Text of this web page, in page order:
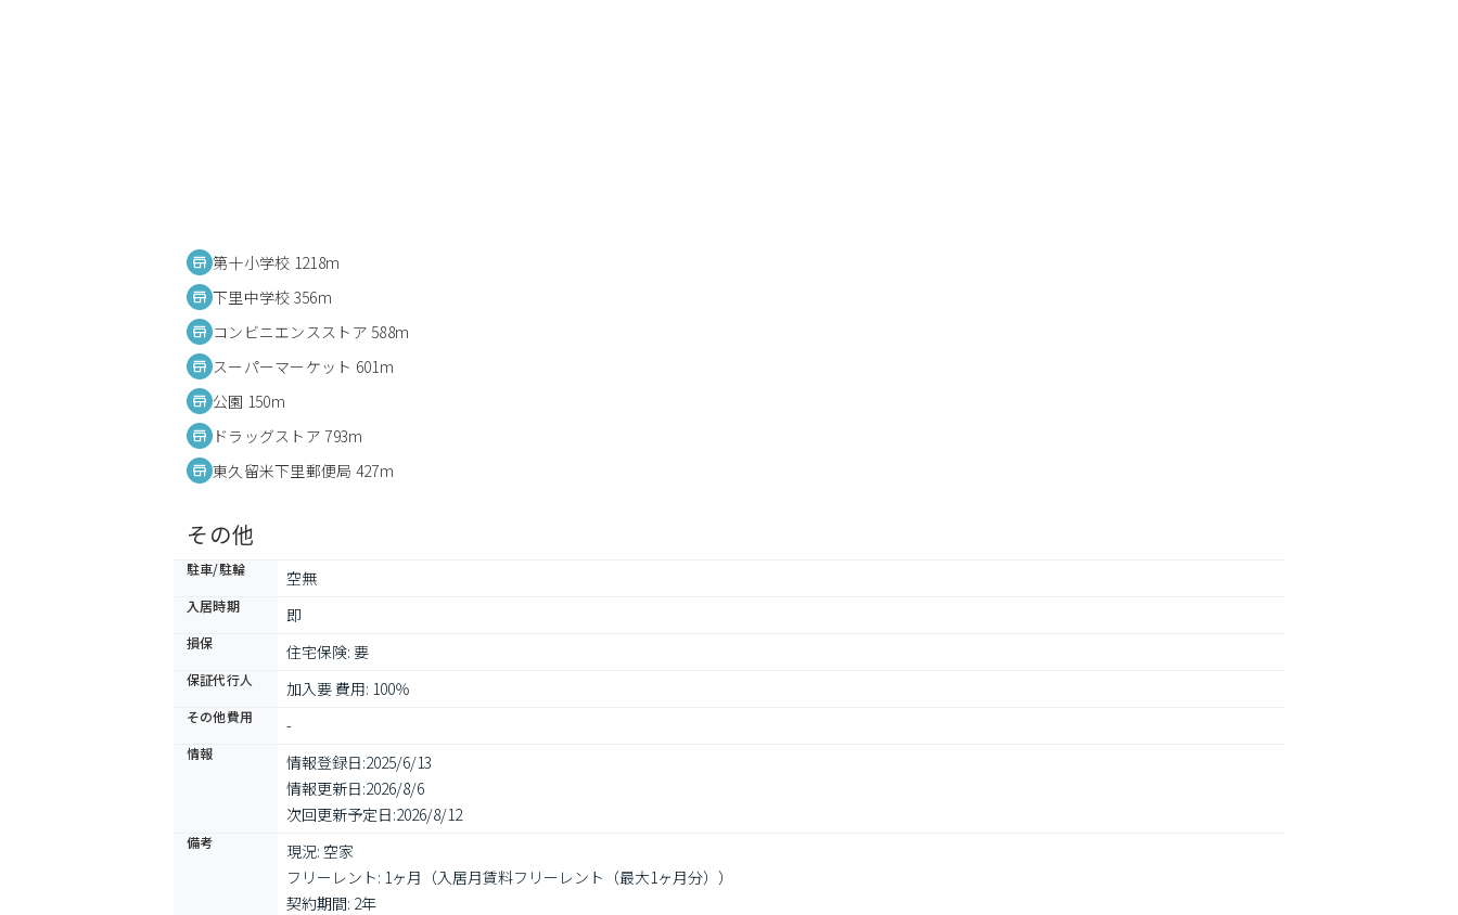
第十小学校 1218m
下里中学校 356m
コンビニエンスストア 588m
スーパーマーケット 601m
公園 150m
ドラッグストア 793m
東久留米下里郵便局 427m
その他
駐車/駐輪 空無
入居時期 即
損保 住宅保険: 要
保証代行人 加入要 費用: 100％
その他費用 -
情報 情報登録日:2025/6/13
情報更新日:2026/8/6
次回更新予定日:2026/8/12
備考
現況: 空家
フリーレント: 1ヶ月（入居月賃料フリーレント（最大1ヶ月分））
契約期間: 2年